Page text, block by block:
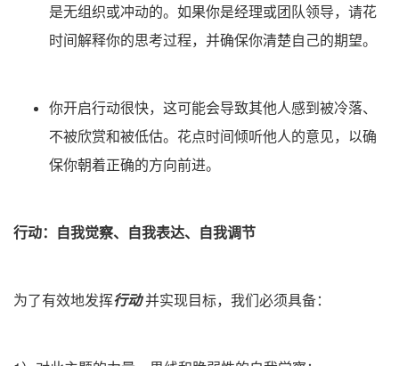
是无组织或冲动的。如果你是经理或团队领导，请花
时间解释你的思考过程，并确保你清楚自己的期望。
你开启行动很快，这可能会导致其他人感到被冷落、
不被欣赏和被低估。花点时间倾听他人的意见，以确
保你朝着正确的方向前进。
行动：自我觉察、自我表达、自我调节
为了有效地发挥行动并实现目标，我们必须具备：